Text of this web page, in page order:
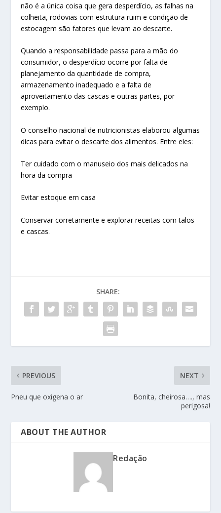
não é a única coisa que gera desperdício, as falhas na
colheita, rodovias com estrutura ruim e condição de
estocagem são fatores que levam ao descarte.
Quando a responsabilidade passa para a mão do
consumidor, o desperdício ocorre por falta de
planejamento da quantidade de compra,
armazenamento inadequado e a falta de
aproveitamento das cascas e outras partes, por
exemplo.
O conselho nacional de nutricionistas elaborou algumas
dicas para evitar o descarte dos alimentos. Entre eles:
Ter cuidado com o manuseio dos mais delicados na
hora da compra
Evitar estoque em casa
Conservar corretamente e explorar receitas com talos
e cascas.
SHARE:
PREVIOUS
Pneu que oxigena o ar
NEXT
Bonita, cheirosa…., mas
perigosa!
ABOUT THE AUTHOR
Redação